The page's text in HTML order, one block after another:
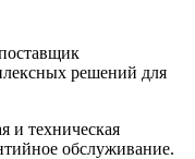
решений для
и техническая
обслуживание.